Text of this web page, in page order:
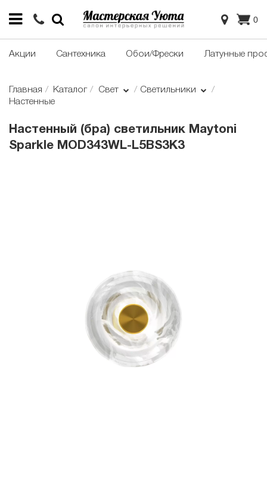
0
Акции Сантехника Обои/Фрески Латунные
Главная Каталог Свет
Светильники
Настенные
Настенный (бра) светильник Maytoni
Sparkle MOD343WL-L5BS3K3